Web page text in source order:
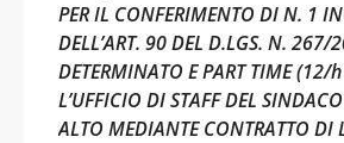
PER IL CONFERIMENTO DI N. 1
DELL’ART. 90 DEL D.LGS. N. 267/
DETERMINATO E PART TIME (12/
L’UFFICIO DI STAFF DEL
ALTO MEDIANTE CONTRATTO DI